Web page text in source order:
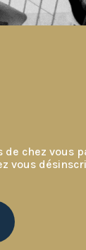
de chez vous
vous